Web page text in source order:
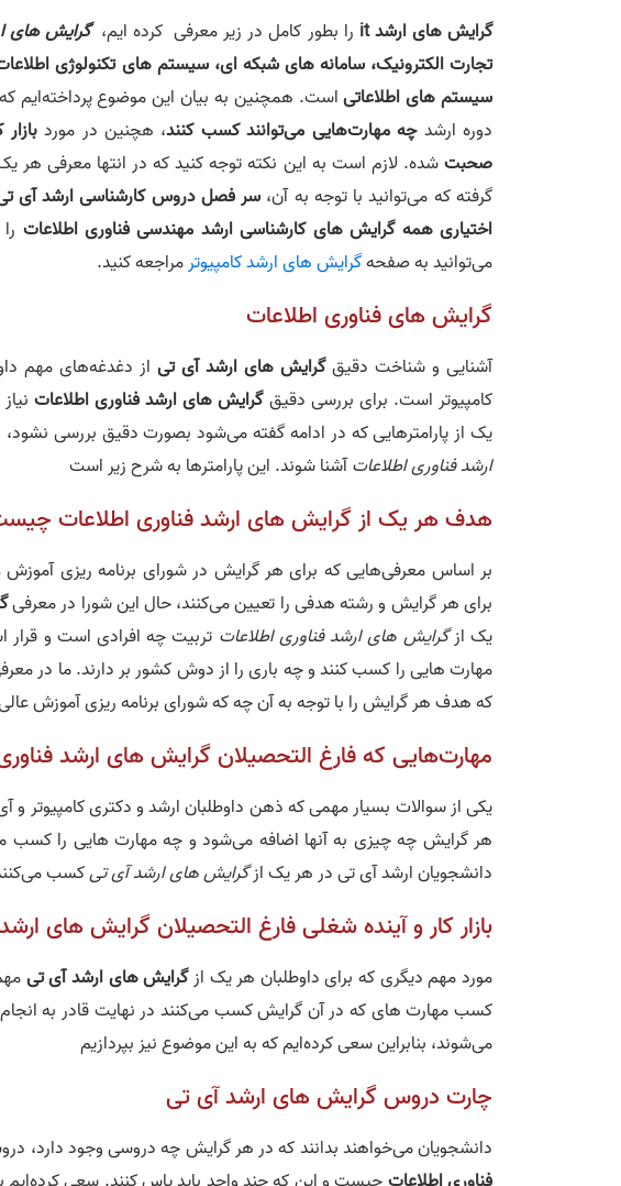
گرایش های ارشد it را بطور کامل در زیر معرفی کرده ایم،گرایش‌‌‌ های
تجارت الکترونیک، سامانه های شبکه ای، سیستم های تکنولوژی
سیستم های اطلاعاتی
دوره ارشدچه مهارت‌هایی می‌توانند کسب کنند،‌ هچنین در مورد
صحبتشده. لازم است به این نکته توجه کنید که در انتها معرفی هر
گرفته که می‌توانید با توجه به آن، سر فصل دروس کارشناسی ارشد آی
اختیاری همه گرایش‌ های کارشناسی ارشد مهندسی فناوری اطلاعات
می‌توانید به صفحهگرایش های ارشد کامپیوترمراجعه کنید.
گرایش های فناوری اطلاعات
آشنایی و شناخت دقیقگرایش های ارشد آی تیاز دغدغه‌های مهم
کامپیوتر است. برای بررسی دقیقگرایش های ارشد فناوری اطلاعات
یک از پارامترهایی که در ادامه گفته می‌شود بصورت دقیق بررسی نشود،
ارشد فناوری اطلاعاتآشنا شوند. این پارامترها به شرح زیر است
هدف هر یک از گرایش های ارشد فناوری اطلاعات
بر اساس معرفی‌هایی که برای هر گرایش در شورای برنامه ریزی
برای هر گرایش و رشته هدفی را تعیین می‌کنند، حال این شورا در معرفی
یک ازگرایش های ارشد فناوری اطلاعات تربیت چه افرادی است و قرار
مهارت هایی را کسب کنند و چه باری را از دوش کشور بر دارند. ما در
که هدف هر گرایش را با توجه به آن چه که شورای برنامه ریزی آموزش
مهارت‌هایی که فارغ التحصیلان گرایش های ارشد
یکی از سوالات بسیار مهمی که ذهن داوطلبان ارشد و دکتری کامپیوتر
هر گرایش چه چیزی به آنها اضافه می‌شود و چه مهارت هایی را کسب
دانشجویان ارشد آی تی در هر یک ازگرایش های ارشد آی تیکسب
بازار کار و آینده شغلی فارغ التحصیلان گرایش های
مورد مهم دیگری که برای داوطلبان هر یک ازگرایش های ارشد آی تی
کسب مهارت های که در آن گرایش کسب می‌کنند در نهایت قادر به
می‌شوند، بنابراین سعی کرده‌ایم که به این موضوع نیز بپردازیم
چارت دروس گرایش های ارشد آی تی
دانشجویان می‌خواهند بدانند که در هر گرایش چه دروسی وجود دارد،